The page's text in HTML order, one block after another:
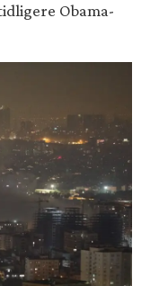
Obama-